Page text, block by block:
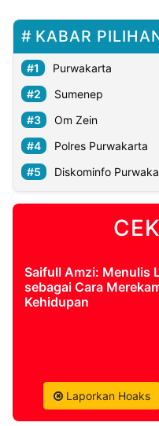
KABAR
Purwakarta
Sumenep
Om Zein
Polres Purwakarta
Diskominfo
Saifull Amzi: Menulis
sebagai Cara
Kehidupan
Laporkan Hoaks